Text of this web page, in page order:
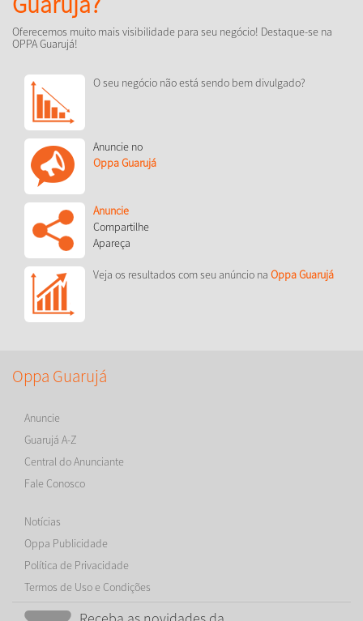
Oferecemos muito mais visibilidade para seu negócio! Destaque-se na
OPPA Guarujá!
O seu negócio não está sendo bem divulgado?
Anuncie no
Oppa Guarujá
Anuncie
Compartilhe
Apareça
Veja os resultados com seu anúncio na Oppa Guarujá
Oppa Guarujá
Anuncie
Guarujá A-Z
Central do Anunciante
Fale Conosco
Notícias
Oppa Publicidade
Política de Privacidade
Termos de Uso e Condições